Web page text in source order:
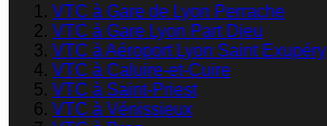
VTC à Gare de Lyon Perrache
VTC à Gare Lyon Part Dieu
VTC à Aéroport Lyon Saint Exupéry
VTC à Caluire-et-Cuire
VTC à Saint-Priest
VTC à Vénissieux